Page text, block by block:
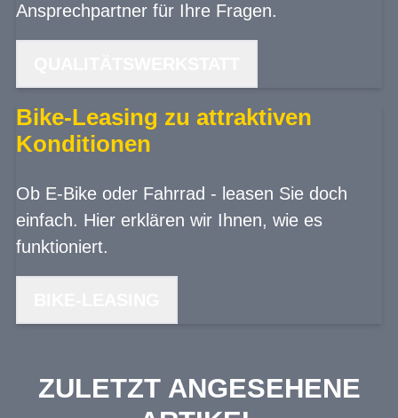
Ansprechpartner für Ihre Fragen.
Bike-Leasing zu attraktiven
Konditionen
Ob E-Bike oder Fahrrad - leasen Sie doch
einfach. Hier erklären wir Ihnen, wie es
funktioniert.
ZULETZT ANGESEHENE